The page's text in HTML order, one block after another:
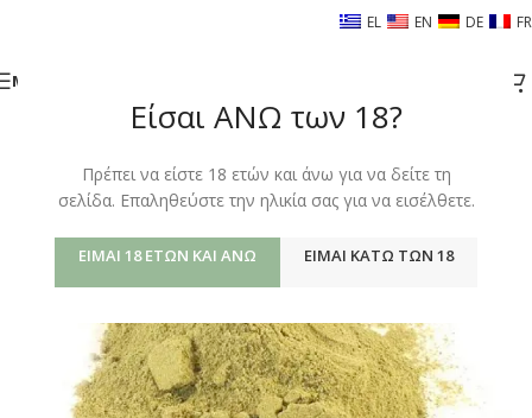
Είσαι ΑΝΩ των 18?
Πρέπει να είστε 18 ετών και άνω για να δείτε τη
σελίδα. Επαληθεύστε την ηλικία σας για να εισέλθετε.
ΕΊΜΑΙ 18 ΕΤΏΝ ΚΑΙ ΆΝΩ ΕΊΜΑΙ ΚΆΤΩ ΤΩΝ 18
EL EN DE FR
ΜΕΝΟΎ